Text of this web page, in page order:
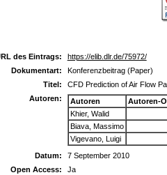
des Eintrags:
https://elib.dlr.de/75972/
Dokumentart:
Konferenzbeitrag (Paper)
Titel:
CFD Prediction of Air Flow
Autoren:
Autoren
Autoren-
Khier, Walid
Biava, Massimo
Vigevano, Luigi
Datum:
7 September 2010
Open Access:
Ja